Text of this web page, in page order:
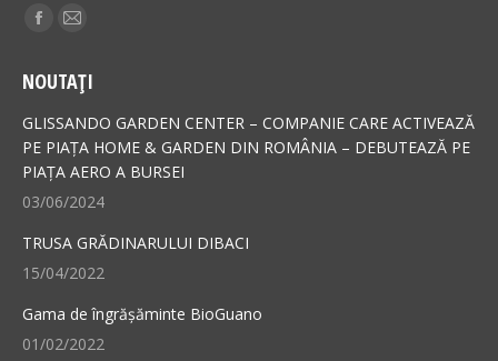
Find us on:
Facebook
opens
in
new
window
Mail
opens
in
new
window
NOUTAȚI
GLISSANDO GARDEN CENTER – COMPANIE CARE ACTIVEAZĂ
PE PIAȚA HOME & GARDEN DIN ROMÂNIA – DEBUTEAZĂ PE
PIAȚA AERO A BURSEI
03/06/2024
TRUSA GRĂDINARULUI DIBACI
15/04/2022
Gama de îngrășăminte BioGuano
01/02/2022